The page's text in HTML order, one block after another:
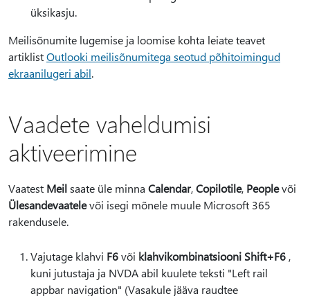
üksikasju.
Meilisõnumite lugemise ja loomise kohta leiate teavet
artiklistOutlooki meilisõnumitega seotud põhitoimingud
ekraanilugeri abil.
Vaadete vaheldumisi
aktiveerimine
Vaatest Meilsaate üle minna Calendar,Copilotile, Peoplevõi
Ülesandevaatelevõi isegi mõnele muule Microsoft 365
rakendusele.
Vajutage klahvi F6või klahvikombinatsiooni Shift+F6 ,
kuni jutustaja ja NVDA abil kuulete teksti "Left rail
appbar navigation" (Vasakule jääva raudtee